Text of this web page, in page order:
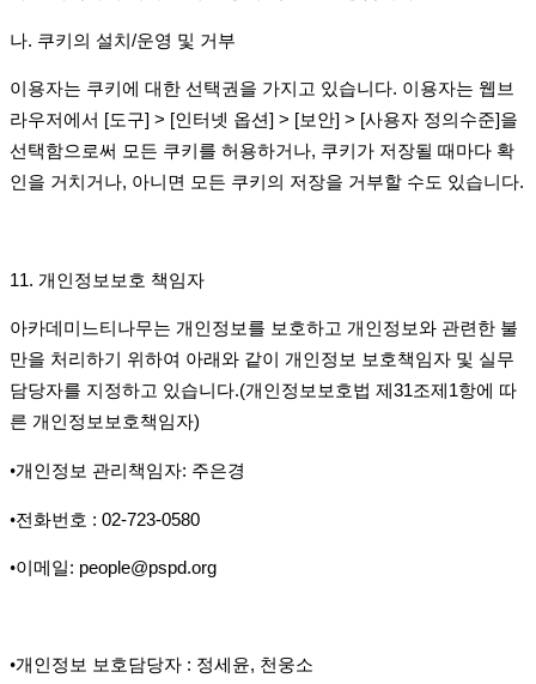
나. 쿠키의 설치/운영 및 거부
이용자는 쿠키에 대한 선택권을 가지고 있습니다. 이용자는 웹브
라우저에서 [도구] > [인터넷 옵션] > [보안] > [사용자 정의수준]을
선택함으로써 모든 쿠키를 허용하거나, 쿠키가 저장될 때마다 확
인을 거치거나, 아니면 모든 쿠키의 저장을 거부할 수도 있습니다.
11. 개인정보보호 책임자
아카데미느티나무는 개인정보를 보호하고 개인정보와 관련한 불
만을 처리하기 위하여 아래와 같이 개인정보 보호책임자 및 실무
담당자를 지정하고 있습니다.(개인정보보호법 제 31조제 1항에 따
른 개인정보보호책임자)
•개인정보 관리책임자: 주은경
•전화번호 : 02-723-0580
•이메일: people@pspd.org
•개인정보 보호담당자 : 정세윤, 천웅소